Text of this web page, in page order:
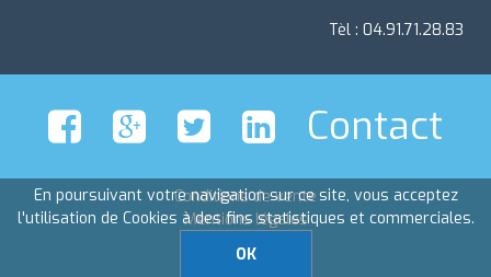
Tèl : 04.91.71.28.83
Contact
Conditions de vente
Mentions légales
En poursuivant votre navigation sur ce site, vous acceptez
l'utilisation de Cookies à des fins statistiques et commerciales.
OK